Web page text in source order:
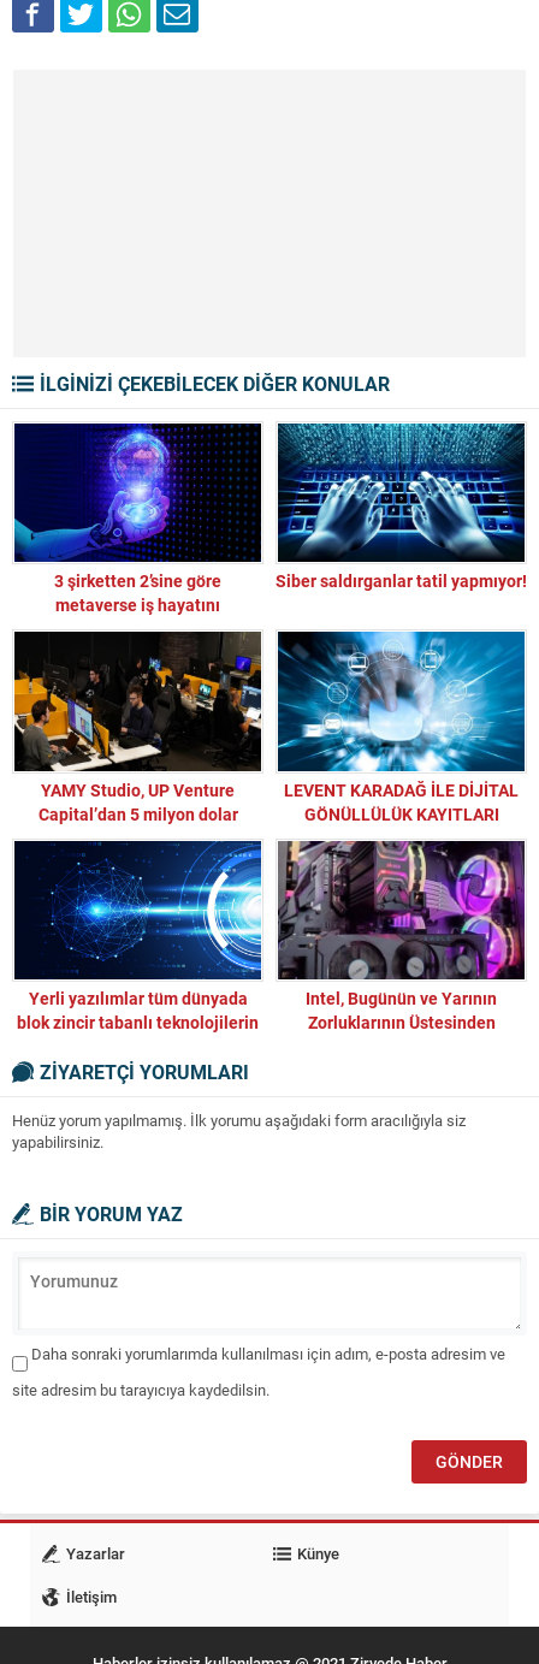
İLGİNİZİ ÇEKEBİLECEK DİĞER KONULAR
3 şirketten 2’sine göre
metaverse iş hayatını
kolaylaştıracak
Siber saldırganlar tatil yapmıyor!
YAMY Studio, UP Venture
Capital’dan 5 milyon dolar
değerlemeyle yatırım aldı
LEVENT KARADAĞ İLE DİJİTAL
GÖNÜLLÜLÜK KAYITLARI
BAŞLADI!
Yerli yazılımlar tüm dünyada
blok zincir tabanlı teknolojilerin
Intel, Bugünün ve Yarının
Zorluklarının Üstesinden
ZİYARETÇİ YORUMLARI
Henüz yorum yapılmamış. İlk yorumu aşağıdaki form aracılığıyla siz
yapabilirsiniz.
BİR YORUM YAZ
Daha sonraki yorumlarımda kullanılması için adım, e-posta adresim ve
site adresim bu tarayıcıya kaydedilsin.
Yazarlar
Künye
İletişim